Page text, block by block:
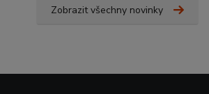
Zobrazit všechny novinky